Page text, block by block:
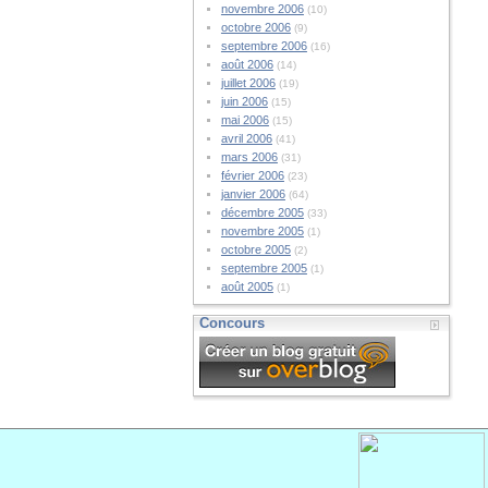
novembre 2006(10)
octobre 2006(9)
septembre 2006(16)
août 2006(14)
juillet 2006(19)
juin 2006(15)
mai 2006(15)
avril 2006(41)
mars 2006(31)
février 2006(23)
janvier 2006(64)
décembre 2005(33)
novembre 2005(1)
octobre 2005(2)
septembre 2005(1)
août 2005(1)
Concours